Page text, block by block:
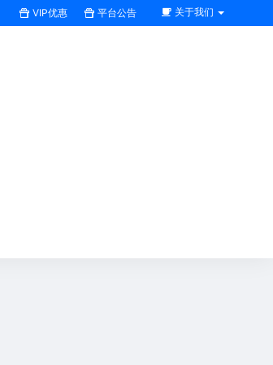
VIP优惠 平台公告 关于我们